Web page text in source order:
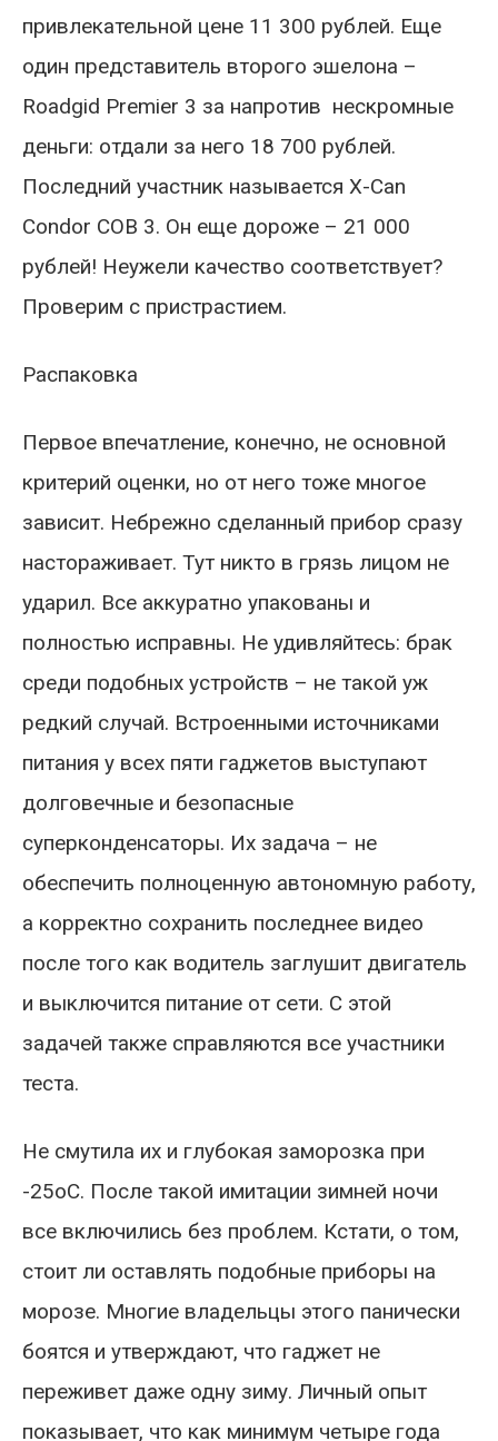
привлекательной цене 11 300 рублей. Еще
один представитель второго эшелона –
Roadgid Premier 3 за напротив нескромные
деньги: отдали за него 18 700 рублей.
Последний участник называется X-Can
Condor COB 3. Он еще дороже – 21 000
рублей! Неужели качество соответствует?
Проверим с пристрастием.
Распаковка
Первое впечатление, конечно, не основной
критерий оценки, но от него тоже многое
зависит. Небрежно сделанный прибор сразу
настораживает. Тут никто в грязь лицом не
ударил. Все аккуратно упакованы и
полностью исправны. Не удивляйтесь: брак
среди подобных устройств – не такой уж
редкий случай. Встроенными источниками
питания у всех пяти гаджетов выступают
долговечные и безопасные
суперконденсаторы. Их задача – не
обеспечить полноценную автономную работу,
а корректно сохранить последнее видео
после того как водитель заглушит двигатель
и выключится питание от сети. С этой
задачей также справляются все участники
теста.
Не смутила их и глубокая заморозка при
-25оС. После такой имитации зимней ночи
все включились без проблем. Кстати, о том,
стоит ли оставлять подобные приборы на
морозе. Многие владельцы этого панически
боятся и утверждают, что гаджет не
переживет даже одну зиму. Личный опыт
показывает, что как минимум четыре года